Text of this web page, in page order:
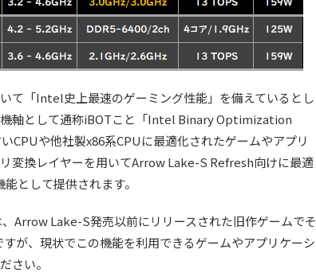
「Intel史上最速のゲーミング性能」を備えているとし
軸として通称iBOTこと「Intel Binary Optimization
CPUや他社製x86系CPUに最適化されたゲームやアプリ
変換レイヤーを用いてArrow Lake-S Refresh向けに最適
として提供されます。
Arrow Lake-S発売以前にリリースされた旧作ゲームでそ
が、現状でこの機能を利用できるゲームやアプリケーシ
さい。